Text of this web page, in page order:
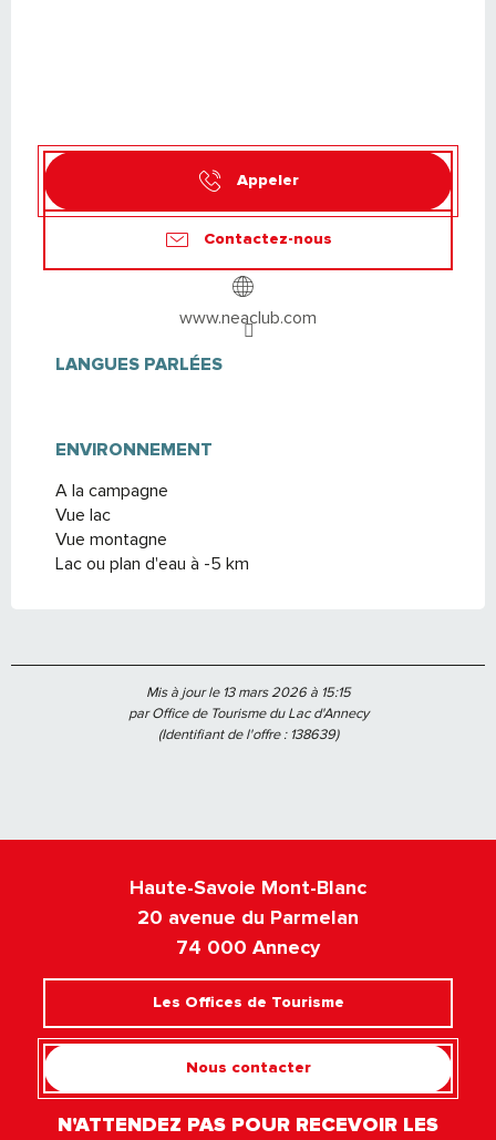
Appeler
Contactez-nous
www.neaclub.com
LANGUES PARLÉES
LANGUES PARLÉES
ENVIRONNEMENT
ENVIRONNEMENT
A la campagne
Vue lac
Vue montagne
Lac ou plan d'eau à -5 km
Mis à jour le 13 mars 2026 à 15:15
par Office de Tourisme du Lac d'Annecy
(Identifiant de l'offre : 138639)
Haute-Savoie Mont-Blanc
20 avenue du Parmelan
74 000 Annecy
Les Offices de Tourisme
Nous contacter
N'ATTENDEZ PAS POUR RECEVOIR LES